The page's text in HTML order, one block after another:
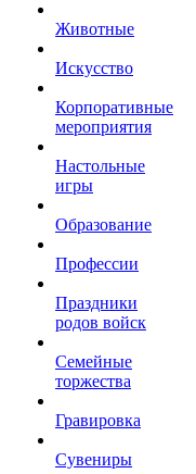
Животные
Искусство
Корпоративные
мероприятия
Настольные
игры
Образование
Профессии
Праздники
родов войск
Семейные
торжества
Гравировка
Сувениры